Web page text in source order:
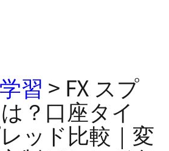
学習 > FX スプ
？口座タイ
ッド比較｜変